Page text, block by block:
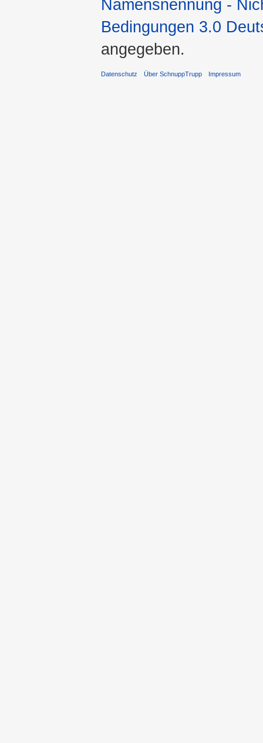
Namensnennung -
Bedingungen 3.0
angegeben.
Datenschutz Über SchnuppTrupp Impressum